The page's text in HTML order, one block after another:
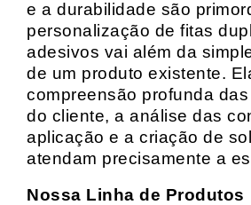
e a durabilidade são
personalização de fitas
adesivos vai além da
de um produto existente.
compreensão profunda
do cliente, a análise das
aplicação e a criação de
atendam precisamente a
Nossa Linha de Produtos